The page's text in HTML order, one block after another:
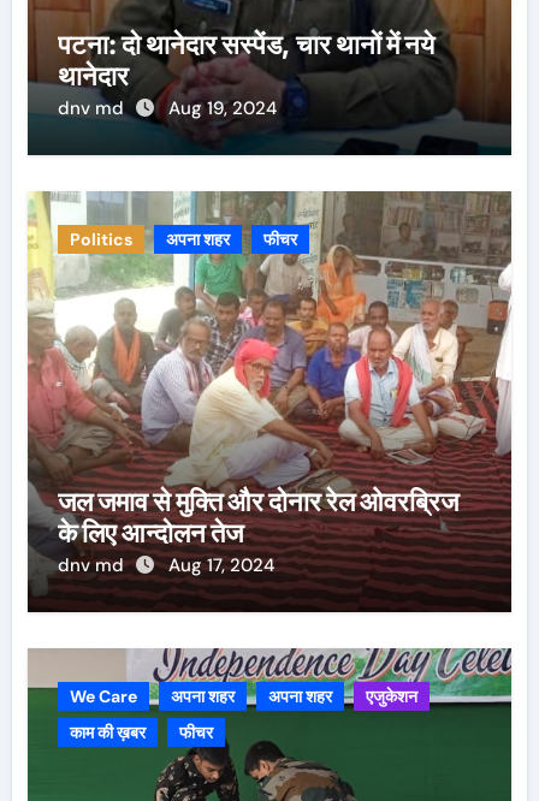
पटना: दो थानेदार सस्पेंड, चार थानों में नये
थानेदार
dnv md Aug 19, 2024
Politics अपना शहर फीचर
जल जमाव से मुक्ति और दोनार रेल ओवरब्रिज
के लिए आन्दोलन तेज
dnv md Aug 17, 2024
We Care अपना शहर अपना शहर
एजुकेशन
काम की ख़बर
फीचर